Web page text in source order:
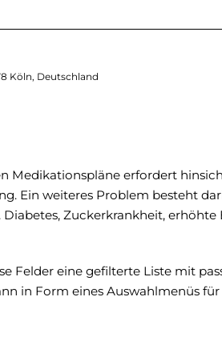
Köln, Deutschland
Medikationspläne erfordert
Ein weiteres Problem besteht
Zuckerkrankheit,
Felder eine gefilterte Liste mit
in Form eines Auswahlmenüs